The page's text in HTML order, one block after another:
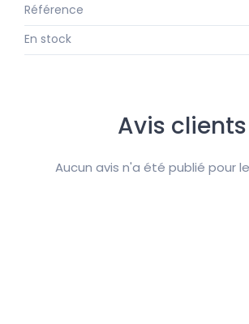
Référence
En stock
Avis clients
Aucun avis n'a été publié pour